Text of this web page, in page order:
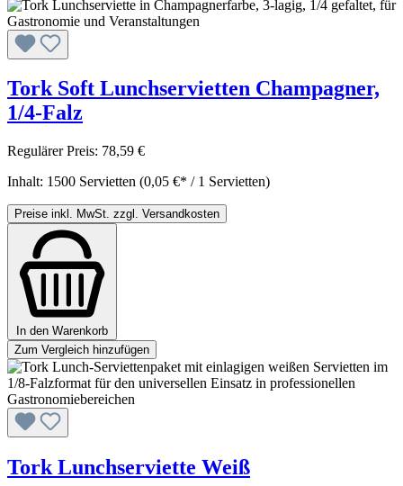
Tork Soft Lunchservietten Champagner,
1/4-Falz
Regulärer Preis: 78,59 €
Inhalt: 1500 Servietten (0,05 €* / 1 Servietten)
Preise inkl. MwSt. zzgl. Versandkosten
In den Warenkorb
Zum Vergleich hinzufügen
Tork Lunchserviette Weiß